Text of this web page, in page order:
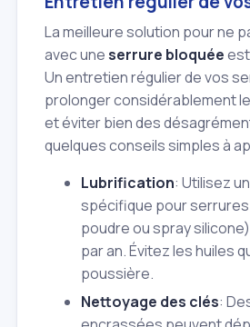
La meilleure solution pour ne
avec uneserrure bloquée
Un entretien régulier de vos
prolonger considérablement
et éviter bien des
quelques conseils simples à
Lubrification: Utilisez
spécifique pour
poudre ou spray
par an. Évitez les huiles
poussière.
Nettoyage des clés: